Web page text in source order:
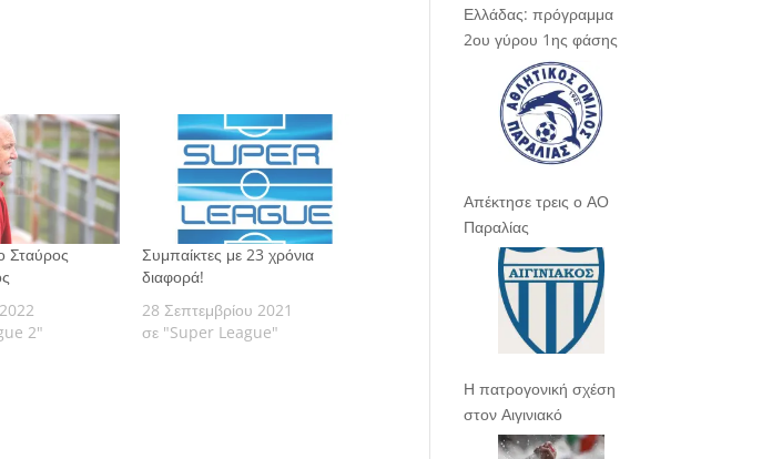
Σταύρος
2"
Συμπαίκτες με 23 χρόνια
διαφορά!
28 Σεπτεμβρίου 2021
σε "Super League"
Ελλάδας: πρόγραμμα
2ου γύρου 1ης φάσης
Απέκτησε τρεις ο ΑΟ
Παραλίας
Η πατρογονική σχέση
στον Αιγινιακό